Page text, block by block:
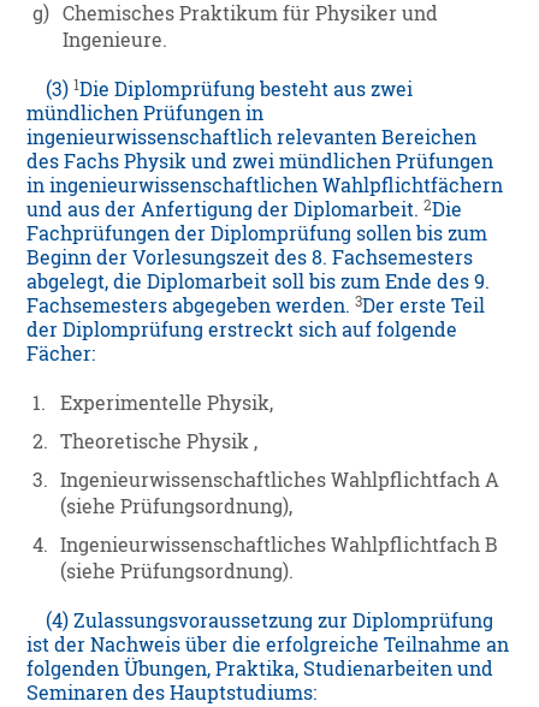
g) Chemisches Praktikum für Physiker und
Ingenieure.
(3)1Die Diplomprüfung besteht aus zwei
mündlichen Prüfungen in
ingenieurwissenschaftlich relevanten Bereichen
des Fachs Physik und zwei mündlichen Prüfungen
in ingenieurwissenschaftlichen Wahlpflichtfächern
und aus der Anfertigung der Diplomarbeit.2Die
Fachprüfungen der Diplomprüfung sollen bis zum
Beginn der Vorlesungszeit des 8. Fachsemesters
abgelegt, die Diplomarbeit soll bis zum Ende des 9.
Fachsemesters abgegeben werden.3Der erste Teil
der Diplomprüfung erstreckt sich auf folgende
Fächer:
1.
Experimentelle Physik,
2. Theoretische Physik ,
3. Ingenieurwissenschaftliches Wahlpflichtfach A
(siehe Prüfungsordnung),
4. Ingenieurwissenschaftliches Wahlpflichtfach B
(siehe Prüfungsordnung).
(4) Zulassungsvoraussetzung zur Diplomprüfung
ist der Nachweis über die erfolgreiche Teilnahme an
folgenden Übungen, Praktika, Studienarbeiten und
Seminaren des Hauptstudiums: